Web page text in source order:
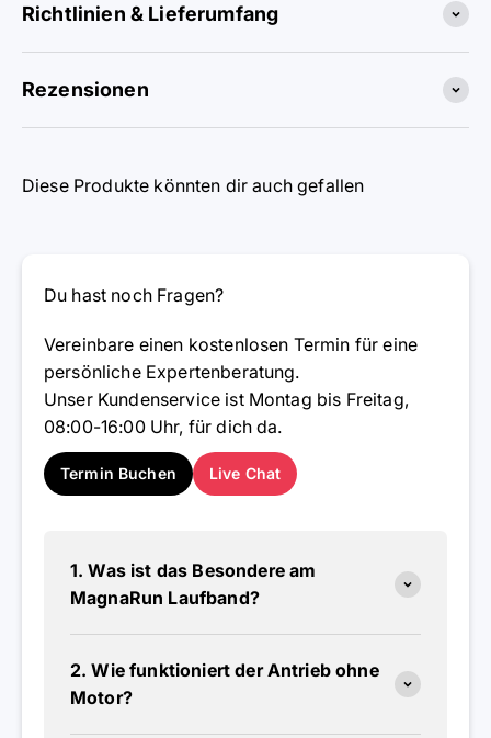
Richtlinien & Lieferumfang
Rezensionen
Diese Produkte könnten dir auch gefallen
Du hast noch Fragen?
Vereinbare einen kostenlosen Termin für eine
persönliche Expertenberatung.
Unser Kundenservice ist Montag bis Freitag,
08:00-16:00 Uhr, für dich da.
Termin Buchen Live Chat
1. Was ist das Besondere am
MagnaRun Laufband?
2. Wie funktioniert der Antrieb ohne
Motor?